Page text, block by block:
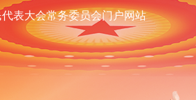
表大会常务委员会门户网站